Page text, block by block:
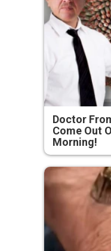
Doctor
Come Out
Morning!